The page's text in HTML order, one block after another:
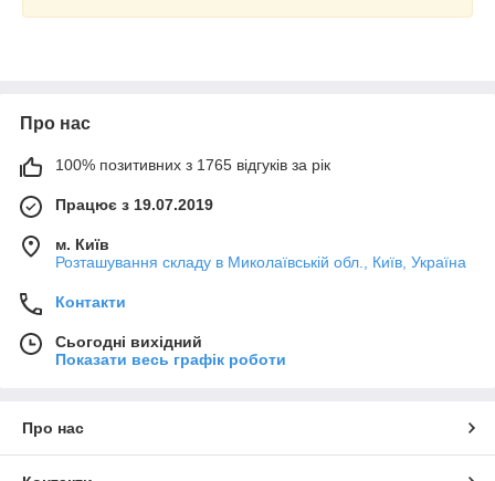
Про нас
100% позитивних з 1765 відгуків за рік
Працює з 19.07.2019
м. Київ
Розташування складу в Миколаївській обл., Київ, Україна
Контакти
Сьогодні вихідний
Показати весь графік роботи
Про нас